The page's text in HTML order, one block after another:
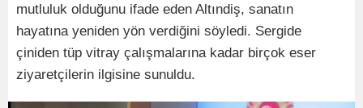
mutluluk olduğunu ifade eden Altındiş, sanatın
hayatına yeniden yön verdiğini söyledi. Sergide
çiniden tüp vitray çalışmalarına kadar birçok eser
ziyaretçilerin ilgisine sunuldu.